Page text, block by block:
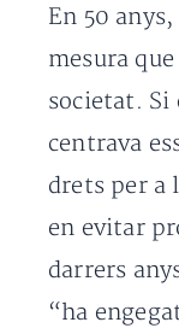
En 50 anys,
mesura
societat. Si
centrava
drets per a
en evitar
darrers
“ha